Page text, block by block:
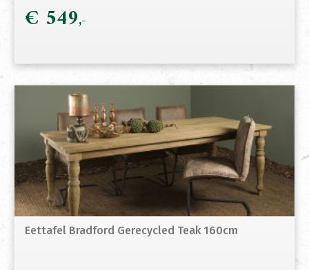
€ 549
Eettafel Bradford Gerecycled Teak 160cm